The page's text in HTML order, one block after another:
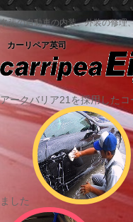
名張の自動車の内装、外装の修理
カーリペア英司
アークバリア21を採用した
ました